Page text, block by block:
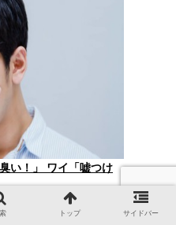
い！」 ワイ「嘘つけ
2026-08-06
トップ サイドバー